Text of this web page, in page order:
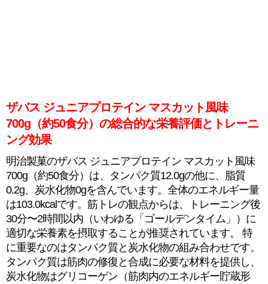
ザバス ジュニアプロテイン マスカット風味
700g（約50食分）の総合的な栄養評価とトレーニ
ング効果
明治製菓のザバス ジュニアプロテイン マスカット風味
700g（約50食分）は、タンパク質12.0gの他に、脂質
0.2g、炭水化物0gを含んでいます。全体のエネルギー量
は103.0kcalです。筋トレの観点からは、トレーニング後
30分〜2時間以内（いわゆる「ゴールデンタイム」）に
適切な栄養素を摂取することが推奨されています。 特
に重要なのはタンパク質と炭水化物の組み合わせです。
タンパク質は筋肉の修復と合成に必要な材料を提供し、
炭水化物はグリコーゲン（筋肉内のエネルギー貯蔵形